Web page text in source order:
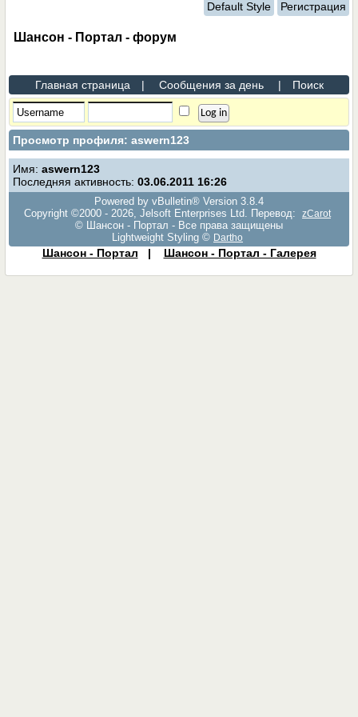
Default Style Регистрация
Шансон - Портал - форум
Главная страница | Сообщения за день | Поиск
Просмотр профиля: aswern123
Имя:aswern123
Последняя активность: 03.06.2011 16:26
Powered by vBulletin® Version 3.8.4
Copyright ©2000 - 2026, Jelsoft Enterprises Ltd. Перевод:
zCarot
© Шансон - Портал - Все права защищены
Lightweight Styling © Dartho
Шансон - Портал | Шансон - Портал - Галерея